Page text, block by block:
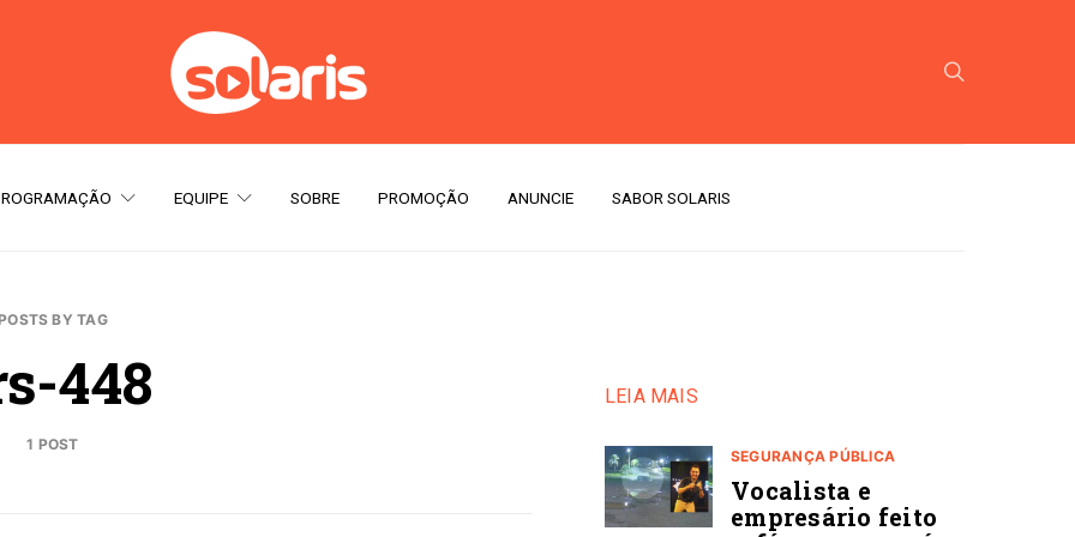
EQUIPE SOBRE PROMOÇÃO ANUNCIE SABOR SOLARIS
BY TAG
448
1 POST
LEIA MAIS
SEGURANÇA PÚBLICA
Vocalista e
empresário feito